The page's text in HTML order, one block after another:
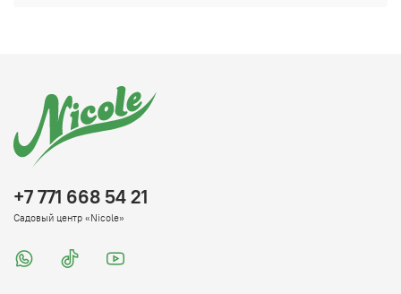
+7 771 668 54 21
Садовый центр «Nicole»